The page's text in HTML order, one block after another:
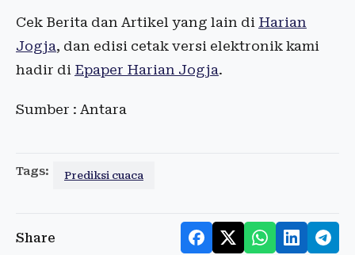
Cek Berita dan Artikel yang lain di Harian
Jogja, dan edisi cetak versi elektronik kami
hadir di Epaper Harian Jogja.
Sumber : Antara
Tags: Prediksi cuaca
Share